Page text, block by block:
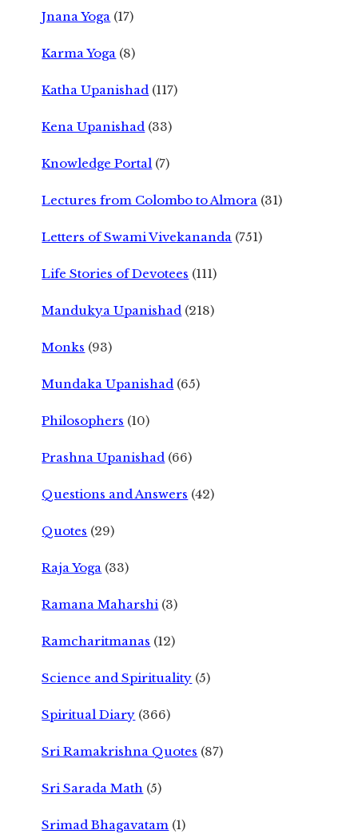
Jnana Yoga (17)
Karma Yoga (8)
Katha Upanishad (117)
Kena Upanishad (33)
Knowledge Portal (7)
Lectures from Colombo to Almora (31)
Letters of Swami Vivekananda (751)
Life Stories of Devotees (111)
Mandukya Upanishad (218)
Monks (93)
Mundaka Upanishad (65)
Philosophers (10)
Prashna Upanishad (66)
Questions and Answers (42)
Quotes (29)
Raja Yoga (33)
Ramana Maharshi (3)
Ramcharitmanas (12)
Science and Spirituality (5)
Spiritual Diary (366)
Sri Ramakrishna Quotes (87)
Sri Sarada Math (5)
Srimad Bhagavatam (1)